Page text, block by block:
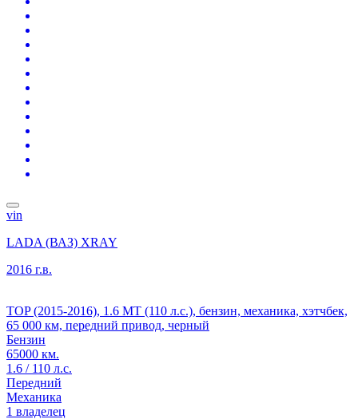
vin
LADA (ВАЗ) XRAY
2016 г.в.
TOP (2015-2016), 1.6 MT (110 л.с.), бензин, механика, хэтчбек,
65 000 км, передний привод, черный
Бензин
65000 км.
1.6 / 110 л.с.
Передний
Механика
1 владелец